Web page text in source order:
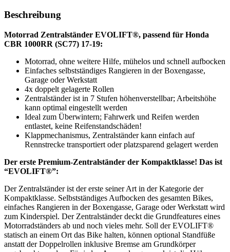
Beschreibung
Motorrad Zentralständer EVOLIFT®, passend für Honda
CBR 1000RR (SC77) 17-19:
Motorrad, ohne weitere Hilfe, mühelos und schnell aufbocken
Einfaches selbstständiges Rangieren in der Boxengasse,
Garage oder Werkstatt
4x doppelt gelagerte Rollen
Zentralständer ist in 7 Stufen höhenverstellbar; Arbeitshöhe
kann optimal eingestellt werden
Ideal zum Überwintern; Fahrwerk und Reifen werden
entlastet, keine Reifenstandschäden!
Klappmechanismus, Zentralständer kann einfach auf
Rennstrecke transportiert oder platzsparend gelagert werden
Der erste Premium-Zentralständer der Kompaktklasse! Das ist
“EVOLIFT®”:
Der Zentralständer ist der erste seiner Art in der Kategorie der
Kompaktklasse. Selbstständiges Aufbocken des gesamten Bikes,
einfaches Rangieren in der Boxengasse, Garage oder Werkstatt wird
zum Kinderspiel. Der Zentralständer deckt die Grundfeatures eines
Motorradständers ab und noch vieles mehr. Soll der EVOLIFT®
statisch an einem Ort das Bike halten, können optional Standfüße
anstatt der Doppelrollen inklusive Bremse am Grundkörper